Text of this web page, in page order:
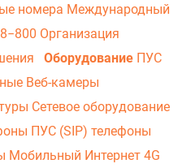
номера Международный
Организация
Оборудование ПУС
Веб-камеры
Сетевое оборудование
ПУС (SIP) телефоны
Мобильный Интернет 4G